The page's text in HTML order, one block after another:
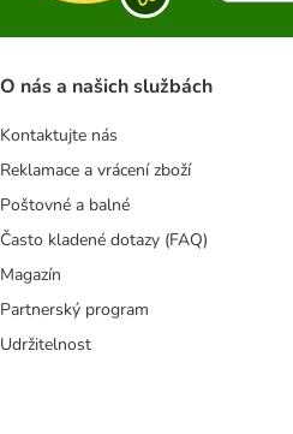
O nás a našich službách
Kontaktujte nás
Reklamace a vrácení zboží
Poštovné a balné
Často kladené dotazy (FAQ)
Magazín
Partnerský program
Udržitelnost